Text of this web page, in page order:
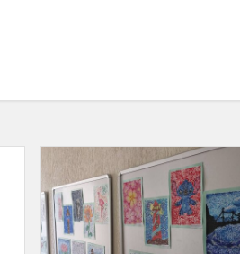
filosofo
Stasio
Šalkauskio